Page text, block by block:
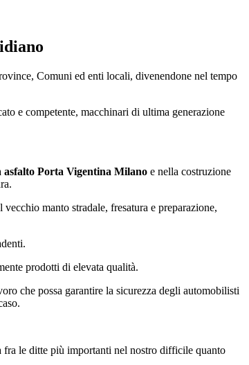
Comuni ed enti locali, divenendone nel tempo
e competente, macchinari di ultima generazione
asfalto Porta Vigentina Milano e nella costruzione
manto stradale, fresatura e preparazione,
prodotti di elevata qualità.
che possa garantire la sicurezza degli automobilisti
fra le ditte più importanti nel nostro difficile quanto